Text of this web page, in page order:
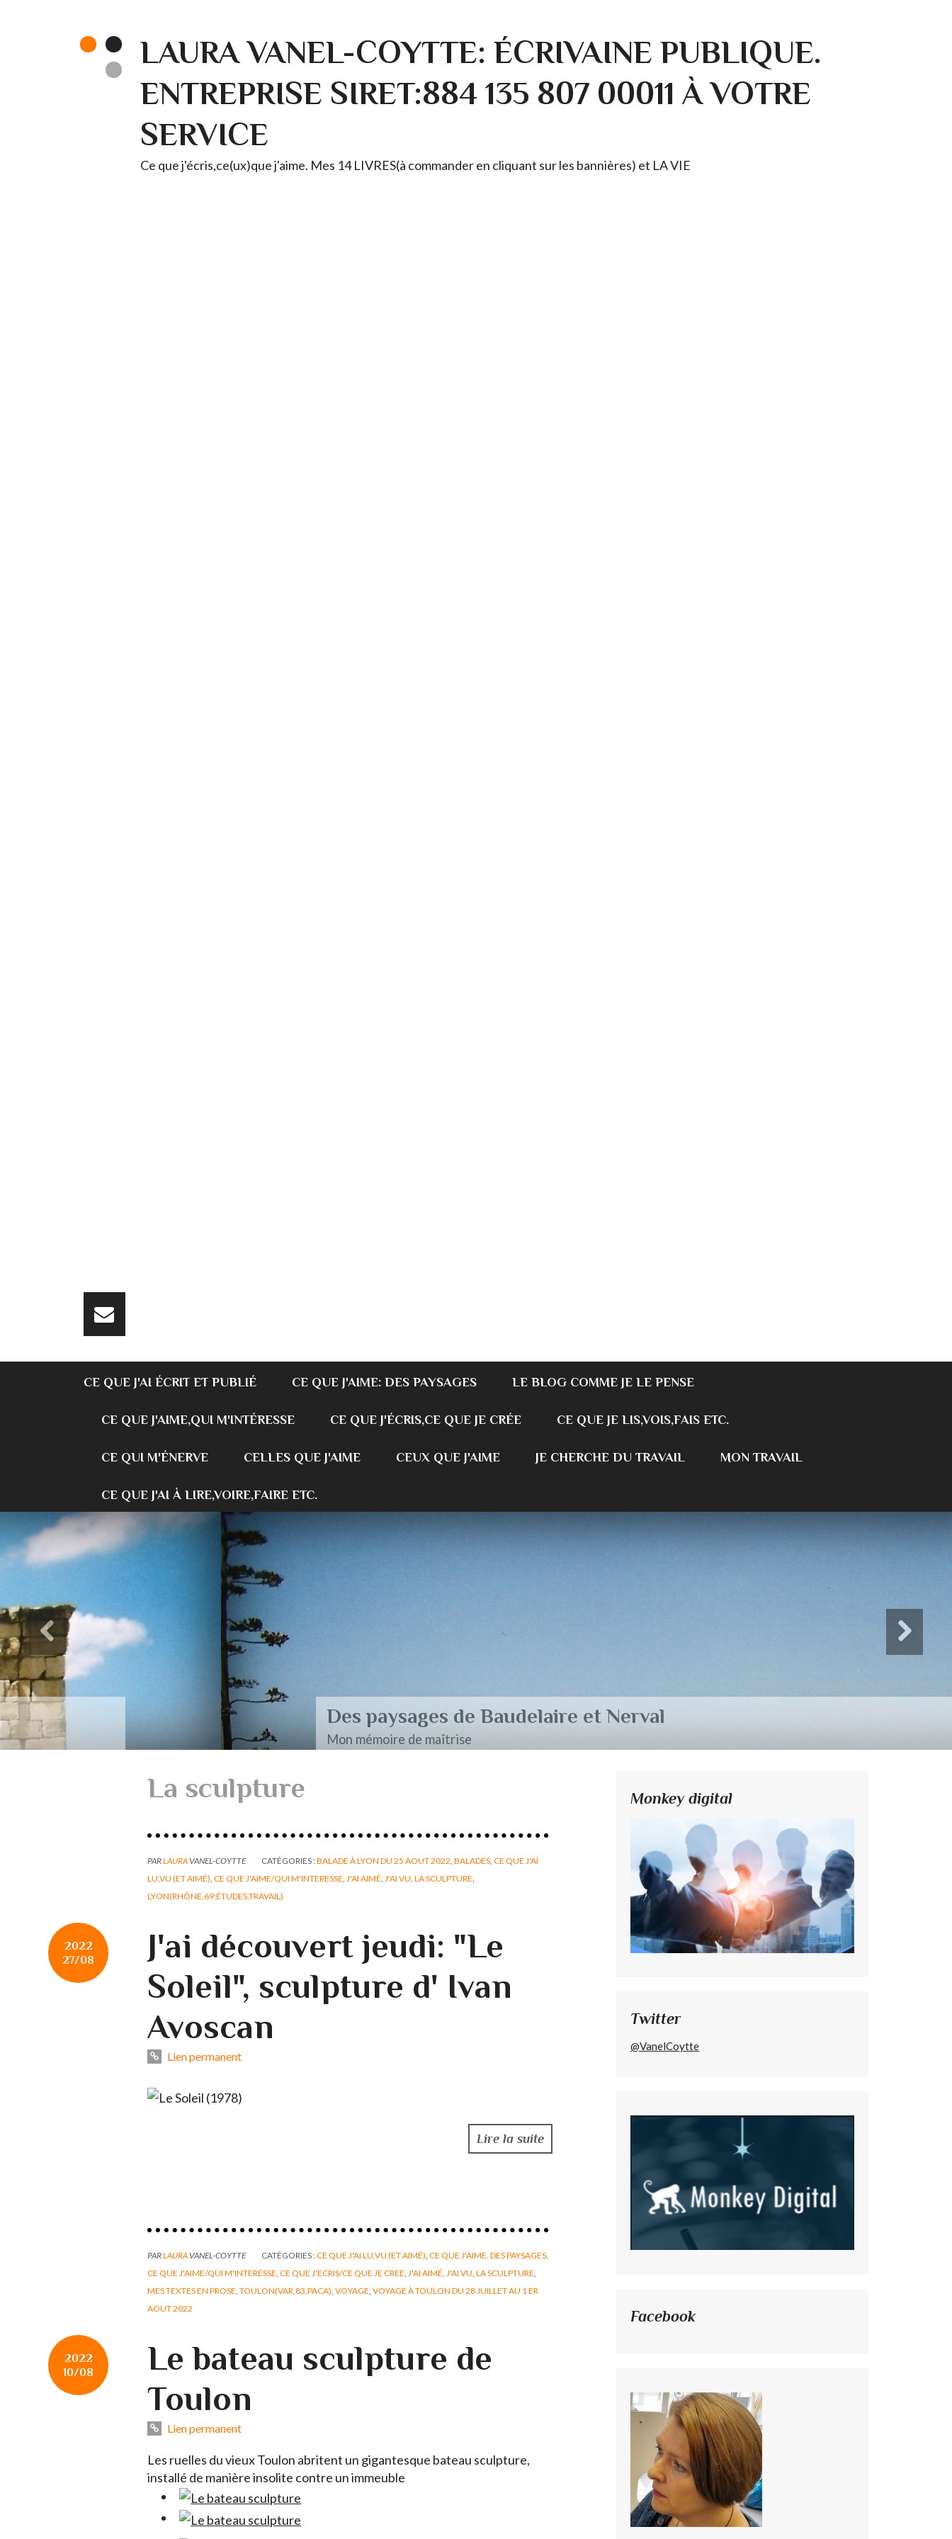
LAURA VANEL-COYTTE: ÉCRIVAINE PUBLIQUE.
ENTREPRISE SIRET:884 135 807 00011 À VOTRE
SERVICE
Ce que j'écris,ce(ux)que j'aime. Mes 14 LIVRES(à commander en cliquant sur les bannières) et LA VIE
CE QUE J'AI ÉCRIT ET PUBLIÉ CE QUE J'AIME: DES PAYSAGES LE BLOG COMME JE LE PENSE
CE QUE J'AIME,QUI M'INTÉRESSE CE QUE J'ÉCRIS,CE QUE JE CRÉE CE QUE JE LIS,VOIS,FAIS ETC.
CE QUI M'ÉNERVE CELLES QUE J'AIME CEUX QUE J'AIME JE CHERCHE DU TRAVAIL MON TRAVAIL
CE QUE J'AI À LIRE,VOIRE,FAIRE ETC.
Des paysages de Baudelaire et Nerval
Mon mémoire de maîtrise
La sculpture
PARLAURA VANEL-COYTTE CATÉGORIES :BALADE À LYON DU 25 AOUT 2022 BALADES CE QUE J'AI
LU,VU (ET AIMÉ) CE QUE J'AIME/QUI M'INTERESSE J'AI AIMÉ J'AI VU LA SCULPTURE
LYON(RHÔNE,69:ÉTUDES,TRAVAIL)
2022
27/08
J'ai découvert jeudi: "Le
Soleil", sculpture d' Ivan
Avoscan
Lien permanent
Lire la suite
PARLAURA VANEL-COYTTE CATÉGORIES :CE QUE J'AI LU,VU (ET AIMÉ) CE QUE J'AIME. DES PAYSAGES
CE QUE J'AIME/QUI M'INTERESSE CE QUE J'ECRIS/CE QUE JE CREE J'AI AIMÉ J'AI VU LA SCULPTURE
MES TEXTES EN PROSE TOULON(VAR,83,PACA) VOYAGE VOYAGE À TOULON DU 28 JUILLET AU 1 ER
AOUT 2022
2022
10/08
Le bateau sculpture de
Toulon
Lien permanent
Les ruelles du vieux Toulon abritent un gigantesque bateau sculpture,
installé de manière insolite contre un immeuble
Monkey digital
Twitter
@VanelCoytte
Facebook